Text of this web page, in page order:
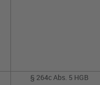
§ 264c Abs. 5 HGB